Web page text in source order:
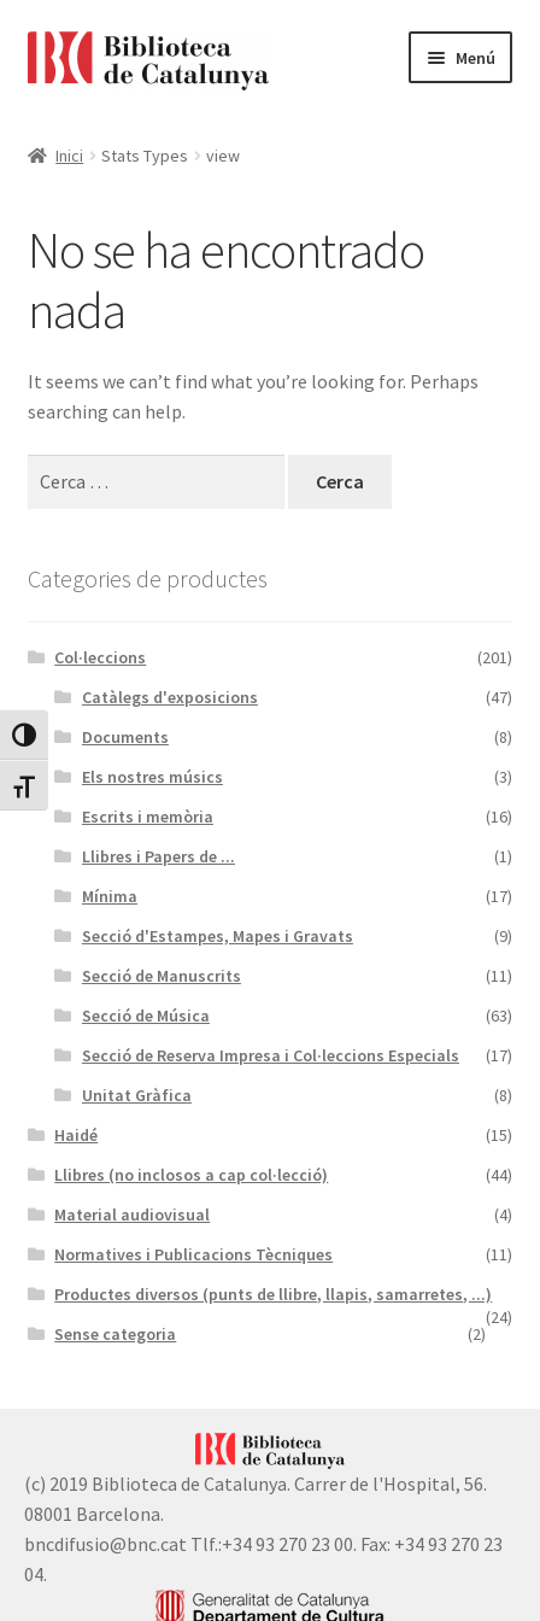
Canvia Alt Contrast
Canvia mida de lletra
Menú
Cistella
El meu compte
Finalitzar compra
Protecció de dades
Inici Stats Types view
No se ha encontrado
nada
It seems we can’t find what you’re looking for. Perhaps
searching can help.
Categories de productes
Col·leccions
(201)
Catàlegs d'exposicions
(47)
Documents
(8)
Els nostres músics
(3)
Escrits i memòria
(16)
Llibres i Papers de ...
(1)
Mínima
(17)
Secció d'Estampes, Mapes i Gravats
(9)
Secció de Manuscrits
(11)
Secció de Música
(63)
Secció de Reserva Impresa i Col·leccions Especials
(17)
Unitat Gràfica
(8)
Haidé
(15)
Llibres (no inclosos a cap col·lecció)
(44)
Material audiovisual
(4)
Normatives i Publicacions Tècniques
(11)
Productes diversos (punts de llibre, llapis, samarretes, ...)
(24)
Sense categoria (2)
(c) 2019 Biblioteca de Catalunya. Carrer de l'Hospital, 56.
08001 Barcelona.
bncdifusio@bnc.cat Tlf.:+34 93 270 23 00. Fax: +34 93 270 23
04.